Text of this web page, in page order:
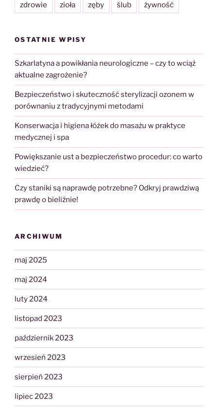
zdrowie zioła zęby ślub żywność
OSTATNIE WPISY
Szkarlatyna a powikłania neurologiczne – czy to wciąż
aktualne zagrożenie?
Bezpieczeństwo i skuteczność sterylizacji ozonem w
porównaniu z tradycyjnymi metodami
Konserwacja i higiena łóżek do masażu w praktyce
medycznej i spa
Powiększanie ust a bezpieczeństwo procedur: co warto
wiedzieć?
Czy staniki są naprawdę potrzebne? Odkryj prawdziwą
prawdę o bieliźnie!
ARCHIWUM
maj 2025
maj 2024
luty 2024
listopad 2023
październik 2023
wrzesień 2023
sierpień 2023
lipiec 2023